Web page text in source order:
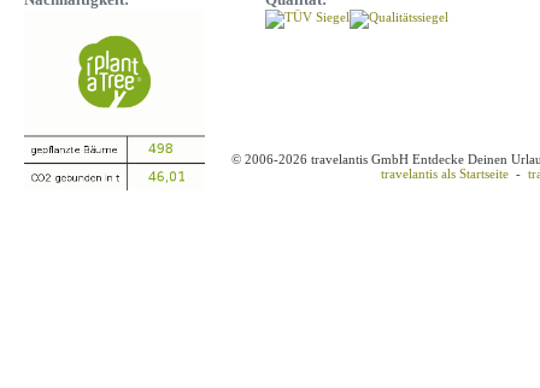
© 2006-2026 travelantis GmbH Entdecke Deinen
travelantis als Startseite -